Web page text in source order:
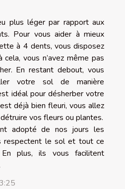
plus léger par rapport aux
Pour vous aider à mieux
à 4 dents, vous disposez
cela, vous n’avez même pas
En restant debout, vous
votre sol de manière
idéal pour désherber votre
déjà bien fleuri, vous allez
vos fleurs ou plantes.
adopté de nos jours les
respectent le sol et tout ce
plus, ils vous facilitent